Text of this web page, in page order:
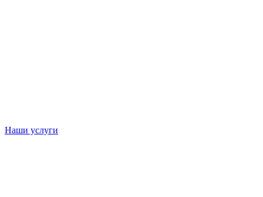
Наши услуги